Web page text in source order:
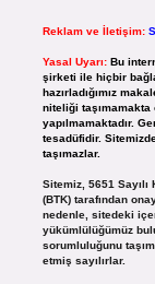
Reklam ve İletişim:
Yasal Uyarı: Bu
şirketi ile hiçbir
hazırladığımız
niteliği
yapılmamaktadır.
tesadüfidir.
taşımazlar.
Sitemiz, 5651
(BTK) tarafından
nedenle, sitedeki
yükümlülüğümüz
sorumluluğunu
etmiş sayılırlar.